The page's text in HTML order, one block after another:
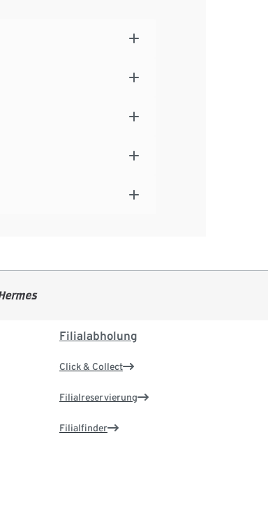
Filialabholung
Click & Collect
Filialreservierung
Filialfinder